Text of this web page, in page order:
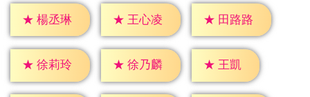
★ 楊丞琳 ★ 王心凌 ★ 田路路
★ 徐莉玲 ★ 徐乃麟 ★ 王凱